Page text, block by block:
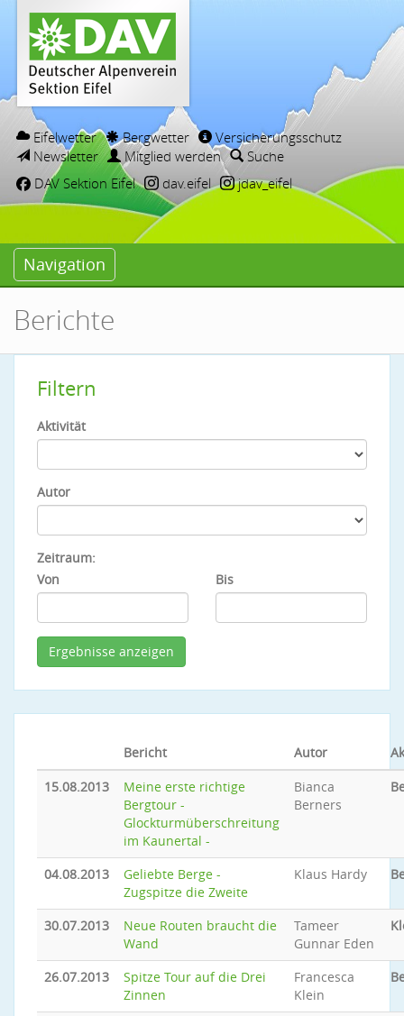
Eifelwetter Bergwetter
Versicherungsschutz
Newsletter
Mitglied werden
Suche
DAV Sektion Eifel
dav.eifel jdav_eifel
Navigation
Berichte
Filtern
Aktivität
Autor
Zeitraum:
Von
Bis
Bericht Autor
15.08.2013
Meine erste richtige
Bergtour -
Glockturmüberschreitung
im Kaunertal -
Bianca
Berners
04.08.2013
Geliebte Berge -
Zugspitze die Zweite
Klaus Hardy
30.07.2013
Neue Routen braucht die
Wand
Tameer
Gunnar Eden
26.07.2013
Spitze Tour auf die Drei
Zinnen
Francesca
Klein